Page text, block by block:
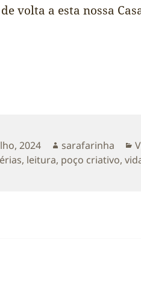
volta a esta nossa
2024 Autor
sarafarinha
, leitura, poço criativo,